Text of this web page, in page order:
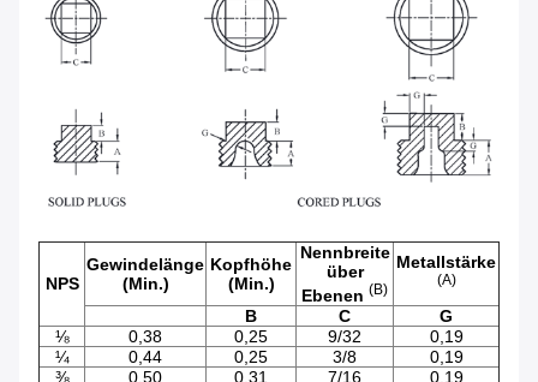
NPS
Gewindelänge
(Min.)
Kopfhöhe
(Min.)
Nennbreite
über
Ebenen (B)
Metallstärke
(A)
B C
G
⅛
0,38 0,25 9/32
0,19
¼
0,44 0,25 3/8
0,19
⅜
0,50 0,31 7/16
0,19